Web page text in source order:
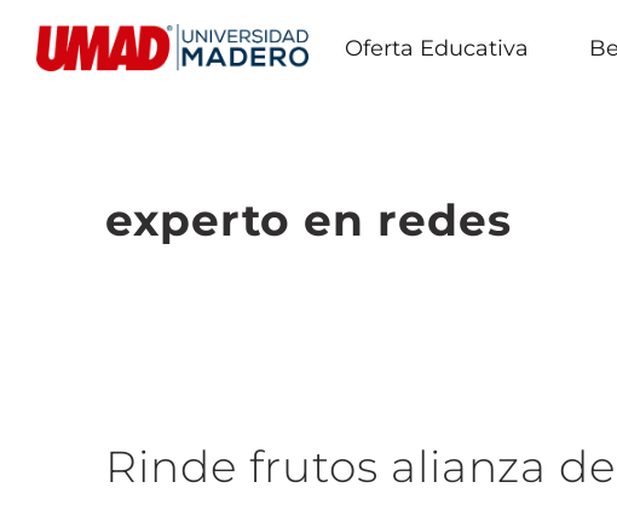
Oferta Educativa
experto en redes
Rinde frutos alianza